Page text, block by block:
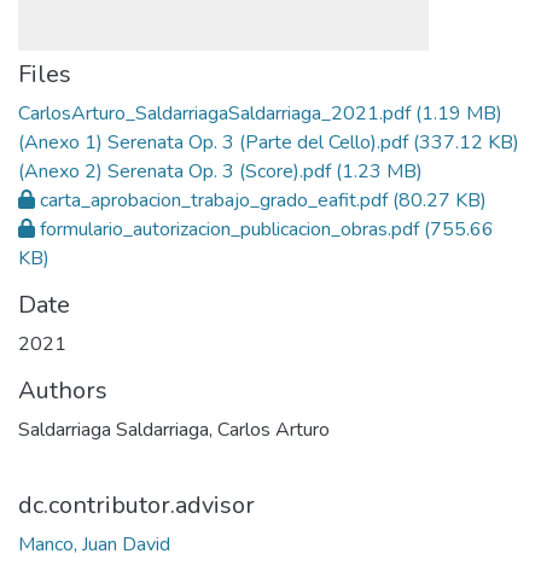
Files
CarlosArturo_SaldarriagaSaldarriaga_2021.pdf(1.19 MB)
(Anexo 1) Serenata Op. 3 (Parte del Cello).pdf(337.12 KB)
(Anexo 2) Serenata Op. 3 (Score).pdf(1.23 MB)
carta_aprobacion_trabajo_grado_eafit.pdf(80.27 KB)
formulario_autorizacion_publicacion_obras.pdf(755.66
KB)
Date
2021
Authors
Saldarriaga Saldarriaga, Carlos Arturo
dc.contributor.advisor
Manco, Juan David